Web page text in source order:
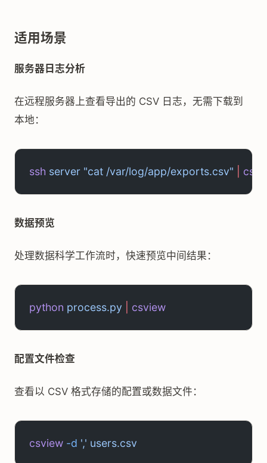
适用场景
服务器日志分析
在远程服务器上查看导出的 CSV 日志，无需下载到
本地：
ssh server "cat /var/log/app/exports.csv"
数据预览
处理数据科学工作流时，快速预览中间结果：
python process.py csview
配置文件检查
查看以 CSV 格式存储的配置或数据文件：
csview -d ',' users.csv